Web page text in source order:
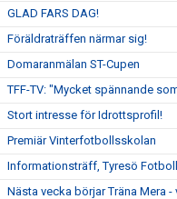
GLAD FARS DAG!
Föräldraträffen närmar sig!
Domaranmälan ST-Cupen
TFF-TV: "Mycket spännande
Stort intresse för Idrottsprofil!
Premiär Vinterfotbollsskolan
Informationsträff, Tyresö
Nästa vecka börjar Träna Mera -